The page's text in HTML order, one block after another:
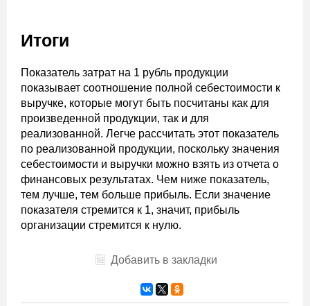
Итоги
Показатель затрат на 1 рубль продукции
показывает соотношение полной себестоимости к
выручке, которые могут быть посчитаны как для
произведенной продукции, так и для
реализованной. Легче рассчитать этот показатель
по реализованной продукции, поскольку значения
себестоимости и выручки можно взять из отчета о
финансовых результатах. Чем ниже показатель,
тем лучше, тем больше прибыль. Если значение
показателя стремится к 1, значит, прибыль
организации стремится к нулю.
Добавить в закладки